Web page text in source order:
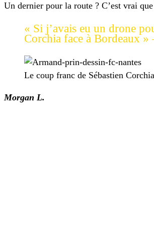
Un dernier pour la route ? C’est vrai
« Si j’avais eu un drone
Corchia face à Bordeaux
Le coup franc de Sébastien
Morgan L.